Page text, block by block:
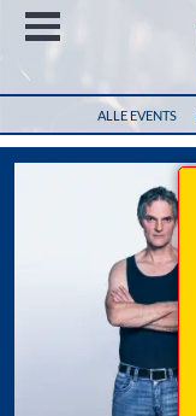
ALLE EVENTS